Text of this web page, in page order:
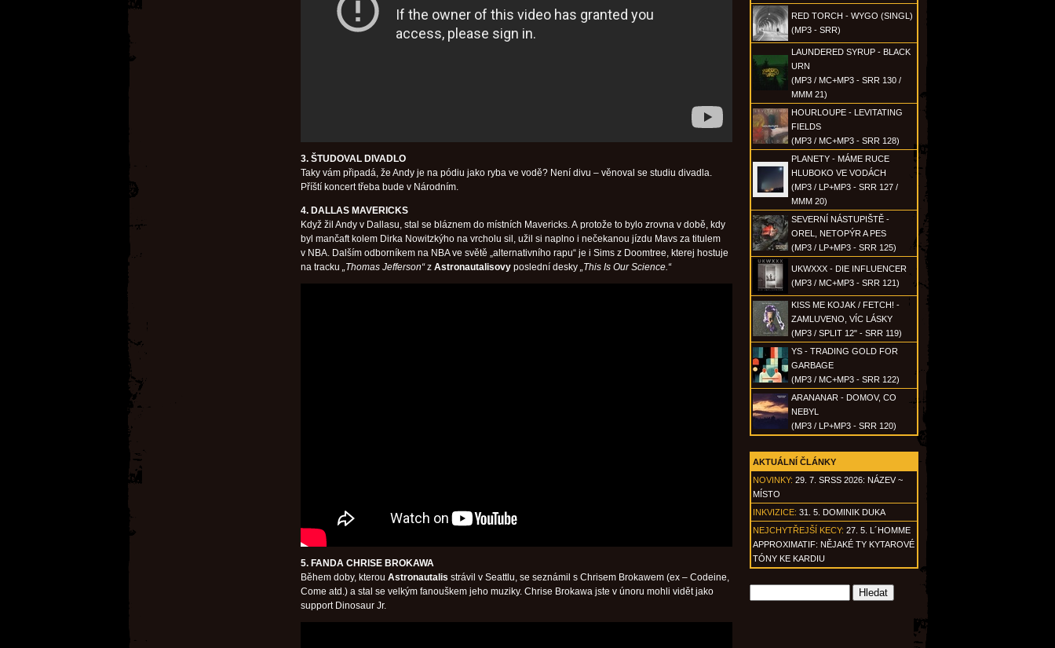
RED TORCH - WYGO (SINGL)
(MP3 - SRR)
LAUNDERED SYRUP - BLACK
URN
(MP3 / MC+MP3 - SRR 130 /
MMM 21)
HOURLOUPE - LEVITATING
FIELDS
(MP3 / MC+MP3 - SRR 128)
PLANETY - MÁME RUCE
HLUBOKO VE VODÁCH
(MP3 / LP+MP3 - SRR 127 /
MMM 20)
SEVERNÍ NÁSTUPIŠTĚ -
OREL, NETOPÝR A PES
(MP3 / LP+MP3 - SRR 125)
UKWXXX - DIE INFLUENCER
(MP3 / MC+MP3 - SRR 121)
KISS ME KOJAK / FETCH! -
ZAMLUVENO, VÍC LÁSKY
(MP3 / SPLIT 12" - SRR 119)
YS - TRADING GOLD FOR
GARBAGE
(MP3 / MC+MP3 - SRR 122)
ARANANAR - DOMOV, CO
NEBYL
(MP3 / LP+MP3 - SRR 120)
AKTUÁLNÍ ČLÁNKY
NOVINKY: 29. 7. SRSS 2026: NÁZEV ~
MÍSTO
INKVIZICE: 31. 5. DOMINIK DUKA
NEJCHYTŘEJŠÍ KECY: 27. 5. L´HOMME
APPROXIMATIF: NĚJAKÉ TY KYTAROVÉ
TÓNY KE KARDIU
3. ŠTUDOVAL DIVADLO
Taky vám připadá, že Andy je na pódiu jako ryba ve vodě? Není divu – věnoval se studiu divadla.
Příští koncert třeba bude v Národním.
4. DALLAS MAVERICKS
Když žil Andy v Dallasu, stal se bláznem do místních Mavericks. A protože to bylo zrovna v době, kdy
byl mančaft kolem Dirka Nowitzkýho na vrcholu sil, užil si naplno i nečekanou jízdu Mavs za titulem
v NBA. Dalším odborníkem na NBA ve světě „alternativního rapu“ je i Sims z Doomtree, kterej hostuje
na tracku „Thomas Jefferson“z Astronautalisovy poslední desky „This Is Our Science.“
5. FANDA CHRISE BROKAWA
Během doby, kterou Astronautalis strávil v Seattlu, se seznámil s Chrisem Brokawem (ex – Codeine,
Come atd.) a stal se velkým fanouškem jeho muziky. Chrise Brokawa jste v únoru mohli vidět jako
support Dinosaur Jr.